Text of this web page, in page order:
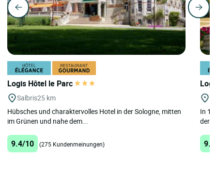
Logis Hôtel le Parc
Salbris25 km
Hübsches und charaktervolles Hotel in der Sologne, mitten
im Grünen und nahe dem...
9.4/10 (275 Kundenmeinungen)
In
der